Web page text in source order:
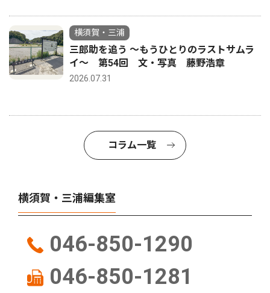
横須賀・三浦
三郎助を追う 〜もうひとりのラストサムラ
イ〜 第54回 文・写真 藤野浩章
2026.07.31
コラム一覧
横須賀・三浦編集室
046-850-1290
046-850-1281